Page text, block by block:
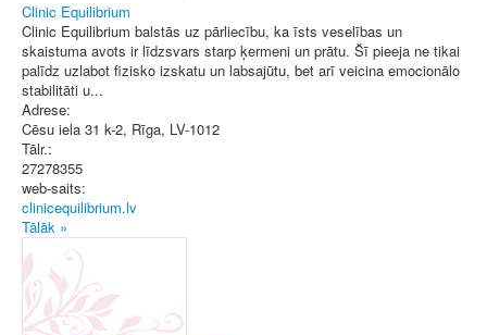
Clinic Equilibrium
Clinic Equilibrium balstās uz pārliecību, ka īsts veselības un
skaistuma avots ir līdzsvars starp ķermeni un prātu. Šī pieeja ne tikai
palīdz uzlabot fizisko izskatu un labsajūtu, bet arī veicina emocionālo
stabilitāti u...
Adrese:
Cēsu iela 31 k-2, Rīga, LV-1012
Tālr.:
27278355
web-saits:
clinicequilibrium.lv
Tālāk »